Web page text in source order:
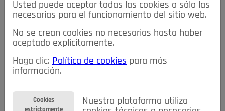
≡NOTICIAS
NOTICIAS SERVICIOS DE INTERÉS
TABLÓN DE ANUNCIOS MIS ANUNCIOS CONTACTO
NOSOTROS
Su cuenta Regístrese ¿Olvidó su contraseña?
Usted puede aceptar todas las cookies o sólo las
necesarias para el funcionamiento del sitio web.
No se crean cookies no necesarias hasta haber
aceptado explícitamente.
Haga clic: Política de cookies para más
información.
Cookies
Nuestra plataforma utiliza